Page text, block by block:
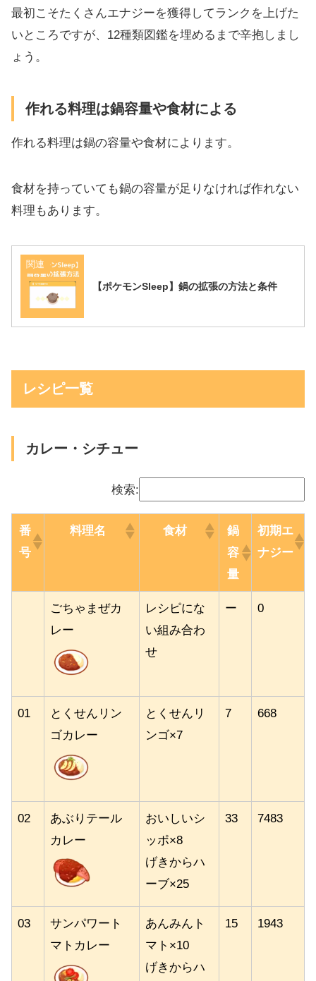
最初こそたくさんエナジーを獲得してランクを上げた
いところですが、12種類図鑑を埋めるまで辛抱しまし
ょう。
作れる料理は鍋容量や食材による
作れる料理は鍋の容量や食材によります。
食材を持っていても鍋の容量が足りなければ作れない
料理もあります。
関連
【ポケモンSleep】鍋の拡張の方法と条件
レシピ一覧
カレー・シチュー
検索:
番
号
料理名 食材
鍋
容
量
初期エ
ナジー
ごちゃまぜカ
レー
レシピにな
い組み合わ
せ
ー 0
01
とくせんリン
ゴカレー
とくせんリ
ンゴ×7
7 668
02
あぶりテール
カレー
おいしいシ
ッポ×8
げきからハ
ーブ×25
33 7483
03
サンパワート
マトカレー
あんみんト
マト×10
げきからハ
15 1943